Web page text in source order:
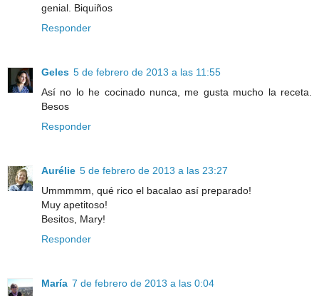
genial. Biquiños
Responder
Geles 5 de febrero de 2013 a las 11:55
Así no lo he cocinado nunca, me gusta mucho la receta.
Besos
Responder
Aurélie 5 de febrero de 2013 a las 23:27
Ummmmm, qué rico el bacalao así preparado!
Muy apetitoso!
Besitos, Mary!
Responder
María 7 de febrero de 2013 a las 0:04